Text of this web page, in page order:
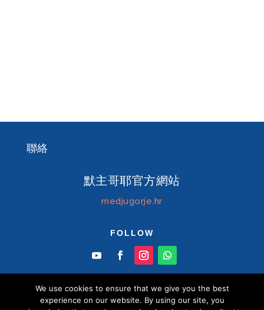
聯絡
默主哥耶官方網站
medjugorje.hr
FOLLOW
We use cookies to ensure that we give you the best
experience on our website. By using our site, you